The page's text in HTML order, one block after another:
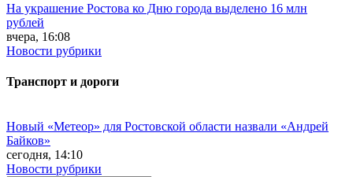
На украшение Ростова ко Дню города выделено 16 млн
рублей
вчера, 16:08
Новости рубрики
Транспорт и дороги
Новый «Метеор» для Ростовской области назвали «Андрей
Байков»
сегодня, 14:10
Новости рубрики